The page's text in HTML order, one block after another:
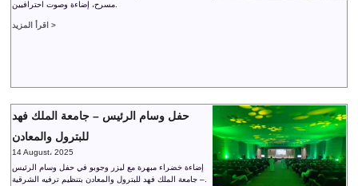
اقرأ المزيد >
حفل وسام الرئيس – جامعة الملك فهد
للبترول والمعادن
14 August، 2025
إضاءة خضراء مبهرة مع ليزر وجوبو في حفل وسام الرئيس